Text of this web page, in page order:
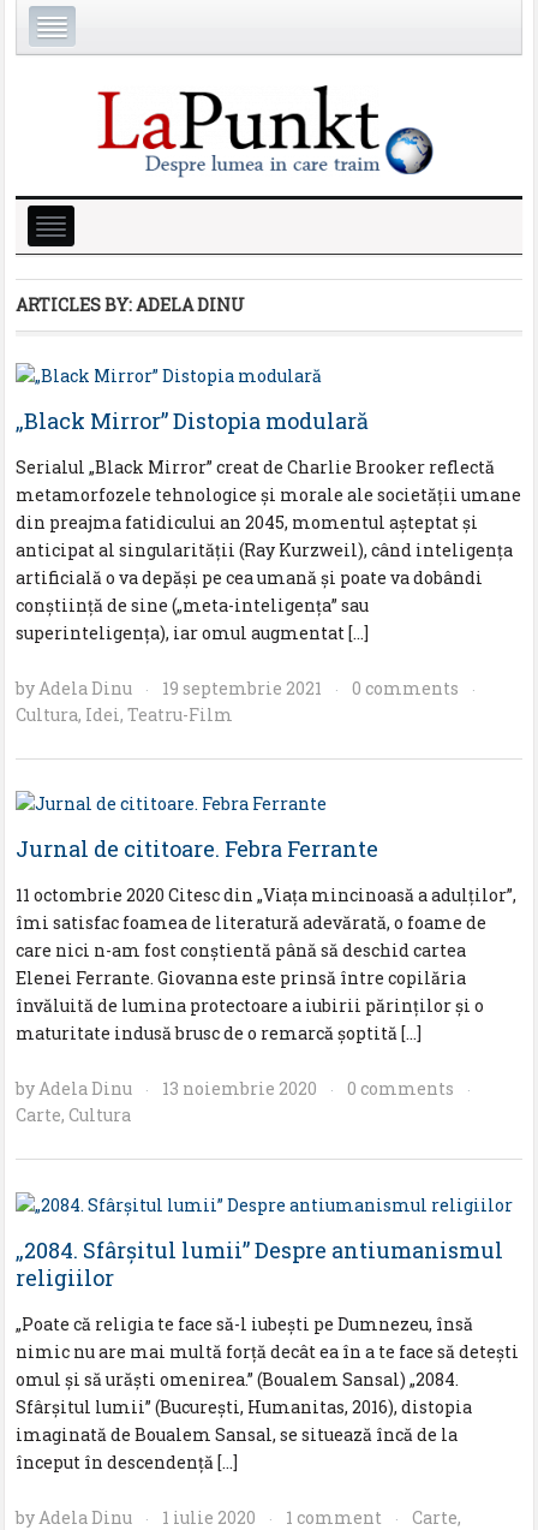
ARTICLES BY: ADELA DINU
„Black Mirror” Distopia modulară
Serialul „Black Mirror” creat de Charlie Brooker reflectă
metamorfozele tehnologice și morale ale societății umane
din preajma fatidicului an 2045, momentul așteptat și
anticipat al singularității (Ray Kurzweil), când inteligența
artificială o va depăși pe cea umană și poate va dobândi
conștiință de sine („meta-inteligența” sau
superinteligența), iar omul augmentat […]
byAdela Dinu · 19 septembrie 2021 · 0 comments ·
Cultura, Idei,Teatru-Film
Jurnal de cititoare. Febra Ferrante
11 octombrie 2020 Citesc din „Viața mincinoasă a adulților”,
îmi satisfac foamea de literatură adevărată, o foame de
care nici n-am fost conștientă până să deschid cartea
Elenei Ferrante. Giovanna este prinsă între copilăria
învăluită de lumina protectoare a iubirii părinților și o
maturitate indusă brusc de o remarcă șoptită […]
byAdela Dinu · 13 noiembrie 2020 · 0 comments ·
Carte,Cultura
„2084. Sfârșitul lumii” Despre antiumanismul
religiilor
„Poate că religia te face să-l iubești pe Dumnezeu, însă
nimic nu are mai multă forță decât ea în a te face să detești
omul și să urăști omenirea.” (Boualem Sansal) „2084.
Sfârșitul lumii” (București, Humanitas, 2016), distopia
imaginată de Boualem Sansal, se situează încă de la
început în descendență […]
by Adela Dinu · 1 iulie 2020 · 1 comment · Carte,